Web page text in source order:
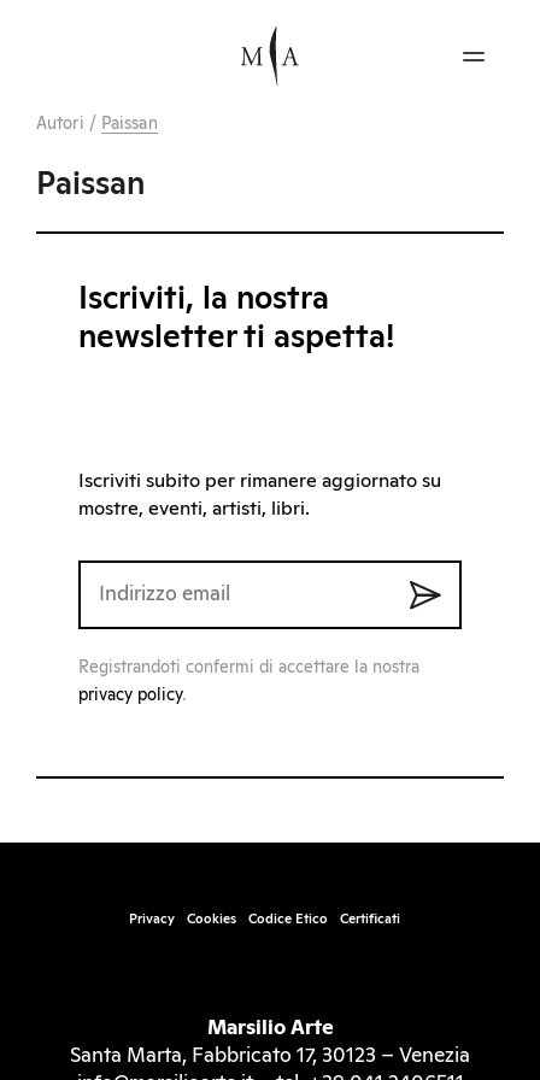
Autori / Paissan
Paissan
Iscriviti, la nostra
newsletter ti aspetta!
Iscriviti subito per rimanere aggiornato su
mostre, eventi, artisti, libri.
Registrandoti confermi di accettare la nostra
privacy policy.
Privacy Cookies Codice Etico Certificati
Marsilio Arte
Santa Marta, Fabbricato 17, 30123 – Venezia